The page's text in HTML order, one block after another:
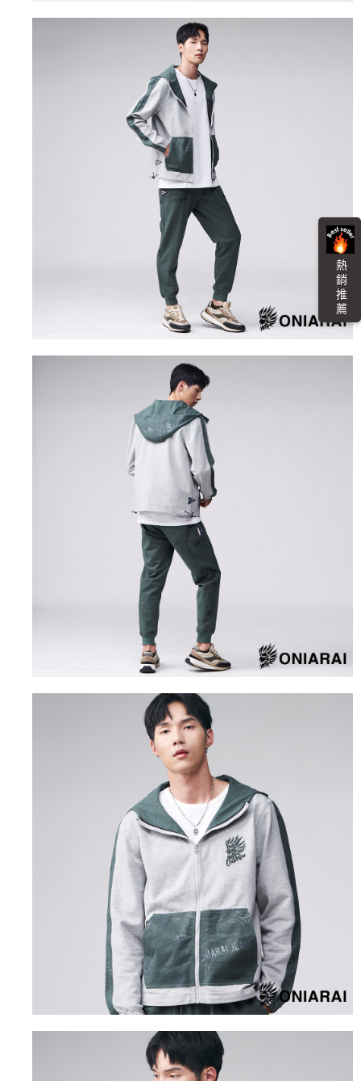
熱 銷 推 薦
４．使用「AFTEE先享後付」時，將依據個別帳號之用戶狀況，依本公司即
時審查核予不同之上限額度；若仍有額度不足之情形，本公司將視審查結果
５．嚴禁一人註冊多個帳號或使用他人資訊註冊。若發現惡意使用之情形，
恩沛科技股份有限公司將有權停止該用戶之使用額度並採取法律行動。